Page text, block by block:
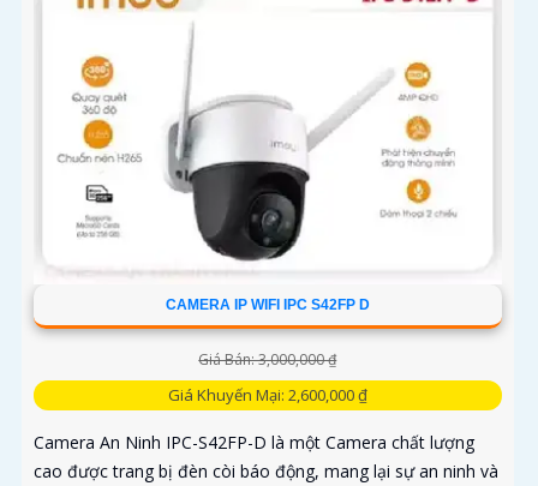
CAMERA IP WIFI IPC S42FP D
Giá Bán: 3,000,000 ₫
Giá Khuyến Mại: 2,600,000 ₫
Camera An Ninh IPC-S42FP-D là một Camera chất lượng
cao được trang bị đèn còi báo động, mang lại sự an ninh và